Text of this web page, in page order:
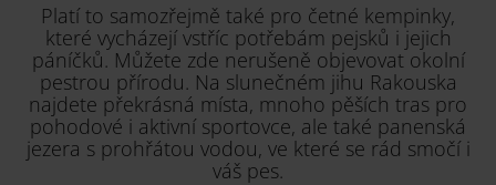
Platí to samozřejmě také pro četné kempinky,
které vycházejí vstříc potřebám pejsků i jejich
páníčků. Můžete zde nerušeně objevovat okolní
pestrou přírodu. Na slunečném jihu Rakouska
najdete překrásná místa, mnoho pěších tras pro
pohodové i aktivní sportovce, ale také panenská
jezera s prohřátou vodou, ve které se rád smočí i
váš pes.